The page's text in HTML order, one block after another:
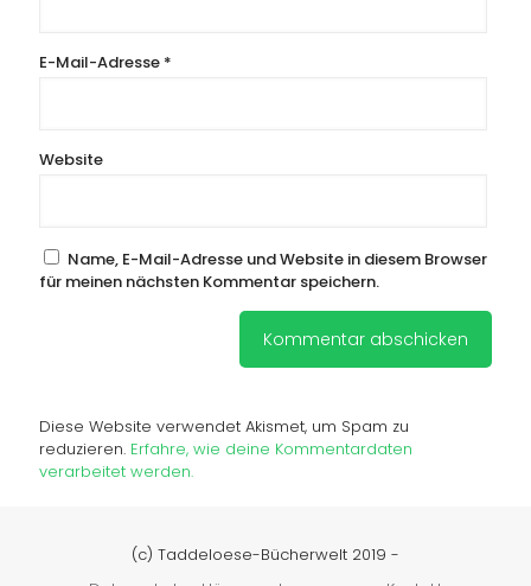
E-Mail-Adresse *
Website
Name, E-Mail-Adresse und Website in diesem Browser
für meinen nächsten Kommentar speichern.
Diese Website verwendet Akismet, um Spam zu
reduzieren. Erfahre, wie deine Kommentardaten
verarbeitet werden.
(c) Taddeloese-Bücherwelt 2019 -